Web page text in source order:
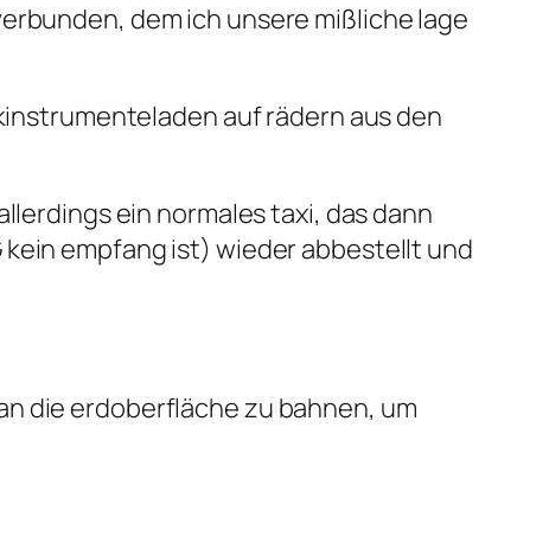
dem ich unsere mißliche lage
auf rädern aus den
ein normales taxi, das dann
kein empfang ist) wieder abbestellt und
die erdoberfläche zu bahnen, um